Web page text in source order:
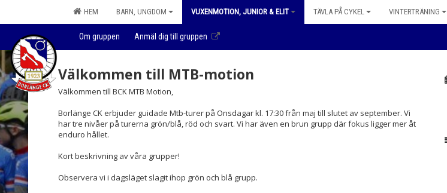
HEM BARN, UNGDOM VUXENMOTION, JUNIOR & ELIT TÄVLA PÅ CYKEL VINTERTRÄNING
Om gruppen Anmäl dig till gruppen
Välkommen till MTB-motion
Välkommen till BCK MTB Motion,
Borlänge CK erbjuder guidade Mtb-turer på Onsdagar kl. 17:30 från maj till slutet av september. Vi
har tre nivåer på turerna grön/blå, röd och svart. Vi har även en brun grupp där fokus ligger mer åt
enduro hållet.
Kort beskrivning av våra grupper!
Observera vi i dagsläget slagit ihop grön och blå grupp.